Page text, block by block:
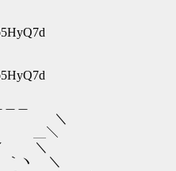
＼
＼
ヽ ＼